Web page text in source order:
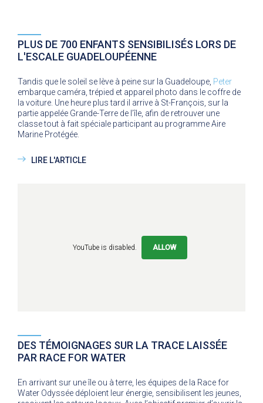
PLUS DE 700 ENFANTS SENSIBILISÉS LORS DE
L'ESCALE GUADELOUPÉENNE
Tandis que le soleil se lève à peine sur la Guadeloupe, Peter
embarque caméra, trépied et appareil photo dans le coffre de
la voiture. Une heure plus tard il arrive à St-François, sur la
partie appelée Grande-Terre de l’île, afin de retrouver une
classe tout à fait spéciale participant au programme Aire
Marine Protégée.
LIRE L'ARTICLE
YouTube is disabled. ALLOW
DES TÉMOIGNAGES SUR LA TRACE LAISSÉE
PAR RACE FOR WATER
En arrivant sur une île ou à terre, les équipes de la Race for
Water Odyssée déploient leur énergie, sensibilisent les jeunes,